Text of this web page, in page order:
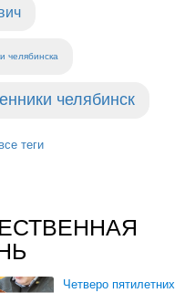
челябинска
челябинск
теги
Четверо пятилетних